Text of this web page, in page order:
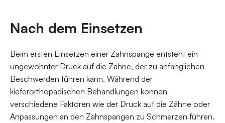
Nach dem Einsetzen
Beim ersten Einsetzen einer Zahnspange entsteht ein
ungewohnter Druck auf die Zähne, der zu anfänglichen
Beschwerden führen kann. Während der
kieferorthopädischen Behandlungen können
verschiedene Faktoren wie der Druck auf die Zähne oder
Anpassungen an den Zahnspangen zu Schmerzen führen.